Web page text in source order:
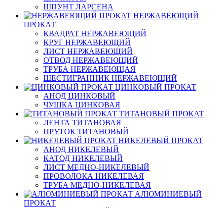
ШПУНТ ЛАРСЕНА
НЕРЖАВЕЮЩИЙ
ПРОКАТ
КВАДРАТ НЕРЖАВЕЮЩИЙ
КРУГ НЕРЖАВЕЮЩИЙ
ЛИСТ НЕРЖАВЕЮЩИЙ
ОТВОД НЕРЖАВЕЮЩИЙ
ТРУБА НЕРЖАВЕЮЩАЯ
ШЕСТИГРАННИК НЕРЖАВЕЮЩИЙ
ЦИНКОВЫЙ ПРОКАТ
АНОД ЦИНКОВЫЙ
ЧУШКА ЦИНКОВАЯ
ТИТАНОВЫЙ ПРОКАТ
ЛЕНТА ТИТАНОВАЯ
ПРУТОК ТИТАНОВЫЙ
НИКЕЛЕВЫЙ ПРОКАТ
АНОД НИКЕЛЕВЫЙ
КАТОД НИКЕЛЕВЫЙ
ЛИСТ МЕДНО-НИКЕЛЕВЫЙ
ПРОВОЛОКА НИКЕЛЕВАЯ
ТРУБА МЕДНО-НИКЕЛЕВАЯ
АЛЮМИНИЕВЫЙ
ПРОКАТ